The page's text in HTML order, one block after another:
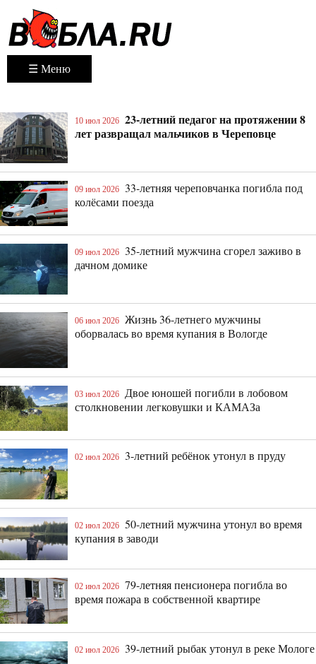
☰ Меню
10 июл 2026 23-летний педагог на протяжении 8
лет развращал мальчиков в Череповце
09 июл 2026
33-летняя череповчанка погибла под
колёсами поезда
09 июл 2026
35-летний мужчина сгорел заживо в
дачном домике
06 июл 2026 Жизнь 36-летнего мужчины
оборвалась во время купания в Вологде
03 июл 2026 Двое юношей погибли в лобовом
столкновении легковушки и КАМАЗа
02 июл 2026 3-летний ребёнок утонул в пруду
02 июл 2026 50-летний мужчина утонул во время
купания в заводи
02 июл 2026 79-летняя пенсионера погибла во
время пожара в собственной квартире
02 июл 2026 39-летний рыбак утонул в реке Мологе